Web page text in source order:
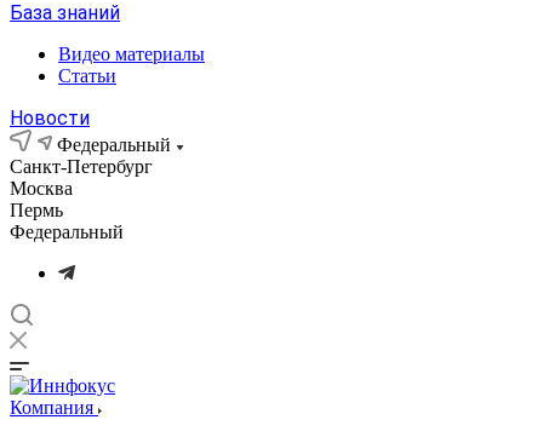
База знаний
Видео материалы
Статьи
Новости
Федеральный
Санкт-Петербург
Москва
Пермь
Федеральный
Компания